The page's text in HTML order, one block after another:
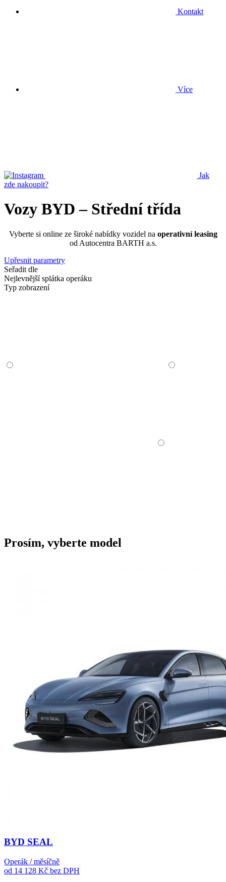
Kontakt
Více
Jak
zde nakoupit?
Vozy BYD – Střední třída
Vyberte si online ze široké nabídky vozidel na operativní leasing
od Autocentra BARTH a.s.
Upřesnit parametry
Seřadit dle
Nejlevnější splátka operáku
Typ zobrazení
Prosím, vyberte model
BYD SEAL
Operák / měsíčně
od 14 128 Kč bez DPH